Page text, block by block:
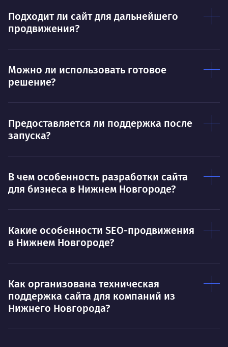
Ты — это то, что ты делаешь. Этим всё
сказано.
О
Подходит ли сайт для дальнейшего
продвижения?
Можно ли использовать готовое
решение?
Предоставляется ли поддержка после
запуска?
В чем особенность разработки сайта
для бизнеса в Нижнем Новгороде?
Какие особенности SEO-продвижения
в Нижнем Новгороде?
Как организована техническая
поддержка сайта для компаний из
Нижнего Новгорода?